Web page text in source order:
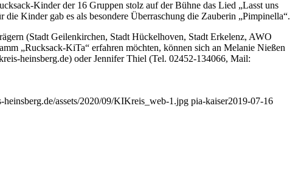
Kinder der 16 Gruppen stolz auf der Bühne das Lied „Lasst uns
Kinder gab es als besondere Überraschung die Zauberin „Pimpinella“.
(Stadt Geilenkirchen, Stadt Hückelhoven, Stadt Erkelenz, AWO
„Rucksack-KiTa“ erfahren möchten, können sich an Melanie Nießen
heinsberg.de) oder Jennifer Thiel (Tel. 02452-134066, Mail:
assets/2020/09/KIKreis_web-1.jpg pia-kaiser2019-07-16